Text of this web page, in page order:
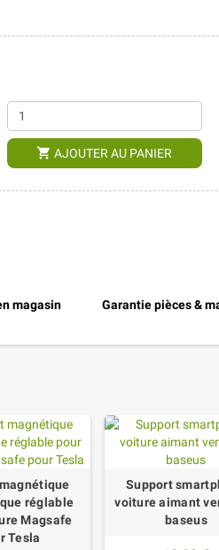
shopping_cart AJOUTER AU PANIER
magasin Garantie pièces &
réglable
Magsafe
Tesla
Support
voiture aimant
baseus